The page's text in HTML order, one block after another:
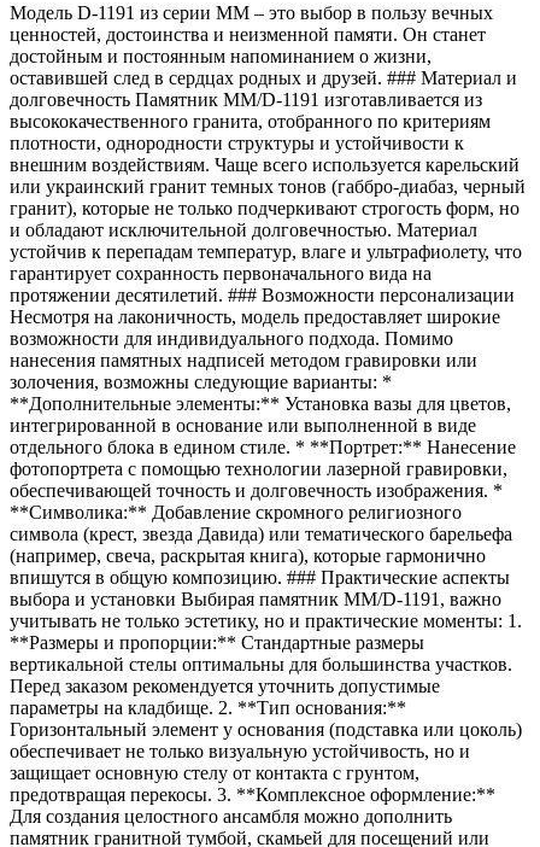
Модель D-1191 из серии ММ – это выбор в пользу вечных
ценностей, достоинства и неизменной памяти. Он станет
достойным и постоянным напоминанием о жизни,
оставившей след в сердцах родных и друзей. ### Материал и
долговечность Памятник ММ/D-1191 изготавливается из
высококачественного гранита, отобранного по критериям
плотности, однородности структуры и устойчивости к
внешним воздействиям. Чаще всего используется карельский
или украинский гранит темных тонов (габбро-диабаз, черный
гранит), которые не только подчеркивают строгость форм, но
и обладают исключительной долговечностью. Материал
устойчив к перепадам температур, влаге и ультрафиолету, что
гарантирует сохранность первоначального вида на
протяжении десятилетий. ### Возможности персонализации
Несмотря на лаконичность, модель предоставляет широкие
возможности для индивидуального подхода. Помимо
нанесения памятных надписей методом гравировки или
золочения, возможны следующие варианты: *
**Дополнительные элементы:** Установка вазы для цветов,
интегрированной в основание или выполненной в виде
отдельного блока в едином стиле. * **Портрет:** Нанесение
фотопортрета с помощью технологии лазерной гравировки,
обеспечивающей точность и долговечность изображения. *
**Символика:** Добавление скромного религиозного
символа (крест, звезда Давида) или тематического барельефа
(например, свеча, раскрытая книга), которые гармонично
впишутся в общую композицию. ### Практические аспекты
выбора и установки Выбирая памятник ММ/D-1191, важно
учитывать не только эстетику, но и практические моменты: 1.
**Размеры и пропорции:** Стандартные размеры
вертикальной стелы оптимальны для большинства участков.
Перед заказом рекомендуется уточнить допустимые
параметры на кладбище. 2. **Тип основания:**
Горизонтальный элемент у основания (подставка или цоколь)
обеспечивает не только визуальную устойчивость, но и
защищает основную стелу от контакта с грунтом,
предотвращая перекосы. 3. **Комплексное оформление:**
Для создания целостного ансамбля можно дополнить
памятник гранитной тумбой, скамьей для посещений или